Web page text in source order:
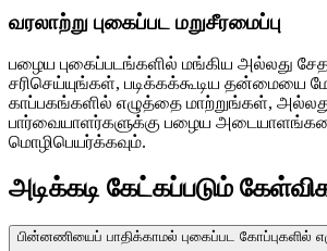
வரலாற்று புகைப்பட மறுசீரமைப்பு
பழைய புகைப்படங்களில் மங்கிய அல்லது
சரிசெய்யுங்கள், படிக்கக்கூடிய தன்மையை
காப்பகங்களில் எழுத்தை மாற்றுங்கள்,
பார்வையாளர்களுக்கு பழைய
மொழிபெயர்க்கவும்.
அடிக்கடி கேட்கப்படும்
பின்னணியைப் பாதிக்காமல் புகைப்பட கோப்புகளில்